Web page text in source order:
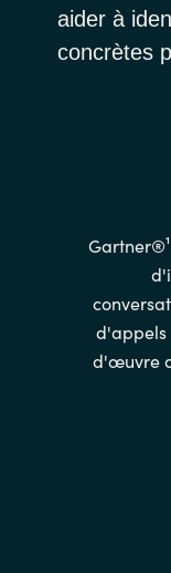
aider à
concrètes
d'appels
d'œuvre